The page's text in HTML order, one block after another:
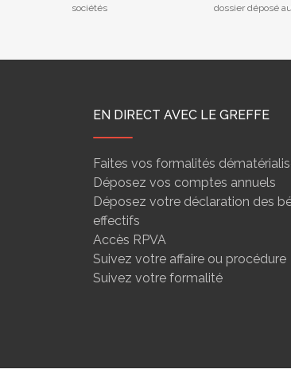
sociétés
dossier déposé
EN DIRECT AVEC LE GREFFE
Faites vos formalités
Déposez vos comptes annuels
Déposez votre déclaration des
effectifs
Accès RPVA
Suivez votre affaire ou procédure
Suivez votre formalité